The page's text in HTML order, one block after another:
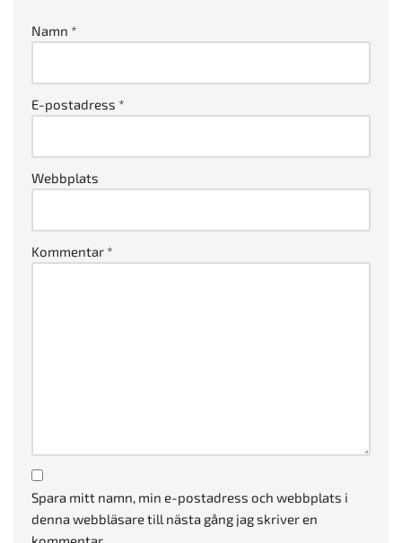
Namn *
E-postadress *
Webbplats
Kommentar *
Spara mitt namn, min e-postadress och webbplats i
denna webbläsare till nästa gång jag skriver en